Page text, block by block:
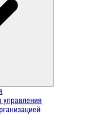
управления